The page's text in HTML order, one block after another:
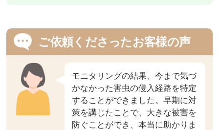
ご依頼くださったお客様の声
モニタリングの結果、今まで気づ
かなかった害虫の侵入経路を特定
することができました。早期に対
策を講じたことで、大きな被害を
防ぐことができ、本当に助かりま